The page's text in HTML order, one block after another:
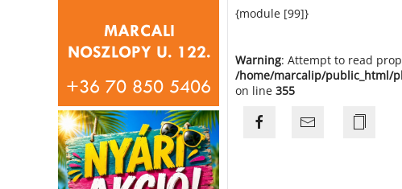
{module [99]}
Warning: Attempt to read
/home/marcalip/public_html/
on line 355